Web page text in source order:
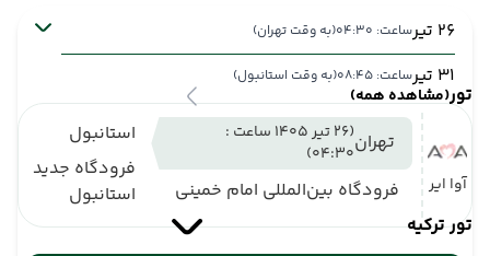
تور(مشاهده همه)
تور ترکیه
26 تیر ساعت: 04:30 (به وقت تهران)
31 تیر ساعت: 08:45 (به وقت استانبول)
آوا ایر
تهران
(26 تیر 1405 ساعت :
04:30)
فرودگاه بین‌المللی امام خمینی
استانبول
فرودگاه جدید
استانبول